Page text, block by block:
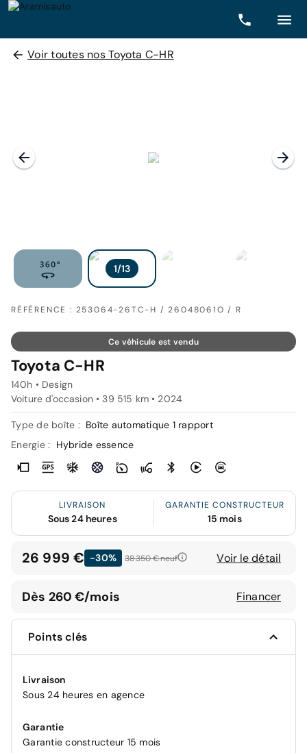
Voir toutes nos Toyota C-HR
RÉFÉRENCE : 253064-26TC-H / 26048061O / R
Ce véhicule est vendu
Toyota C-HR
140h • Design
Voiture d'occasion • 39 515 km • 2024
Type de boîte : Boîte automatique 1 rapport
Energie :
Hybride essence
LIVRAISON
Sous 24 heures
GARANTIE CONSTRUCTEUR
15 mois
26 999 € -30% 38 350 €neuf Voir le détail
Dès 260 €/mois Financer
Points clés
Livraison
Sous 24 heures en agence
Garantie
Garantie constructeur 15 mois